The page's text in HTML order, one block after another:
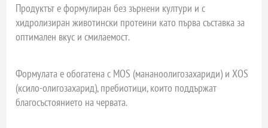
Продуктът е формулиран без зърнени култури и с
хидролизиран животински протеини като първа съставка за
оптимален вкус и смилаемост.
Формулата е обогатена с MOS (мананоолигозахариди) и XOS
(ксило-олигозахарид), пребиотици, които поддържат
благосъстоянието на червата.